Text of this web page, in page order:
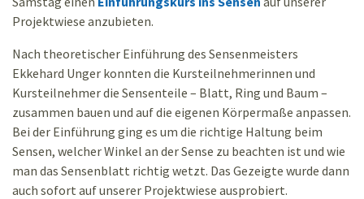
Projektwiese anzubieten.
Nach theoretischer Einführung des Sensenmeisters
Ekkehard Unger konnten die Kursteilnehmerinnen und
Kursteilnehmer die Sensenteile – Blatt, Ring und Baum –
zusammen bauen und auf die eigenen Körpermaße anpassen.
Bei der Einführung ging es um die richtige Haltung beim
Sensen, welcher Winkel an der Sense zu beachten ist und wie
man das Sensenblatt richtig wetzt. Das Gezeigte wurde dann
auch sofort auf unserer Projektwiese ausprobiert.